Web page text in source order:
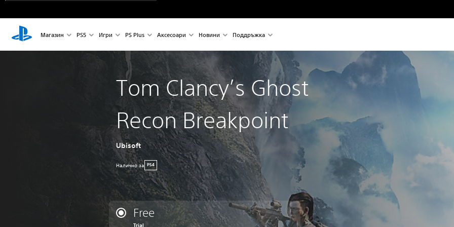
Магазин PS5 Игри PS Plus Аксесоари Новини Поддръжка
Tom Clancy’s Ghost
Recon Breakpoint
Ubisoft
Налично за PS4
Free
Trial